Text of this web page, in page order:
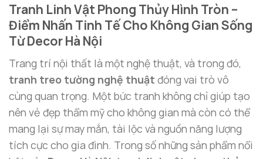
Tranh Linh Vật Phong Thủy Hình Tròn –
Điểm Nhấn Tinh Tế Cho Không Gian Sống
Từ Decor Hà Nội
Trang trí nội thất là một nghệ thuật, và trong đó,
tranh treo tường nghệ thuật đóng vai trò vô
cùng quan trọng. Một bức tranh không chỉ giúp tạo
nên vẻ đẹp thẩm mỹ cho không gian mà còn có thể
mang lại sự may mắn, tài lộc và nguồn năng lượng
tích cực cho gia đình. Trong số những sản phẩm nổi